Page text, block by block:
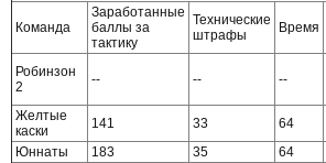
Команда
Заработанные
баллы за
тактику
Технические
штрафы
Время
Робинзон
2
-- -- --
Желтые
каски
141 33 64
Юннаты
183 35 64